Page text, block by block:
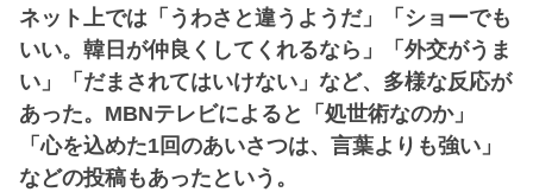
ネット上では「うわさと違うようだ」「ショーでも
いい。韓日が仲良くしてくれるなら」「外交がうま
い」「だまされてはいけない」など、多様な反応が
あった。MBNテレビによると「処世術なのか」
「心を込めた1回のあいさつは、言葉よりも強い」
などの投稿もあったという。